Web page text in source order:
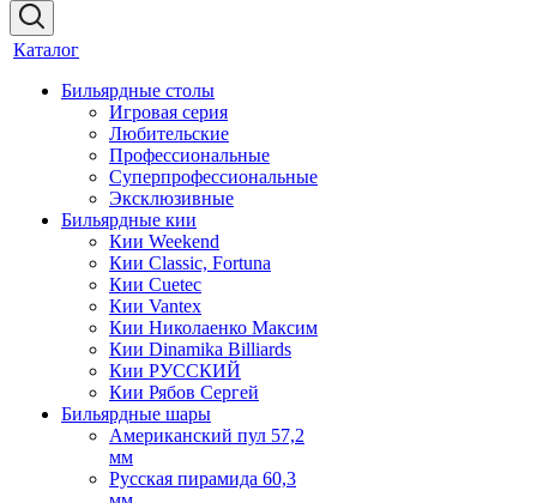
Каталог
Бильярдные столы
Игровая серия
Любительские
Профессиональные
Суперпрофессиональные
Эксклюзивные
Бильярдные кии
Кии Weekend
Кии Classic, Fortuna
Кии Cuetec
Кии Vantex
Кии Николаенко Максим
Кии Dinamika Billiards
Кии РУССКИЙ
Кии Рябов Сергей
Бильярдные шары
Американский пул 57,2
мм
Русская пирамида 60,3